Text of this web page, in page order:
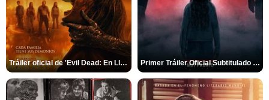
Tráiler oficial de 'Evil Dead: En Llamas' Primer Tráiler Oficial Subtitulado de 'La Noche Del Demonio: Están Entre Nosotros'